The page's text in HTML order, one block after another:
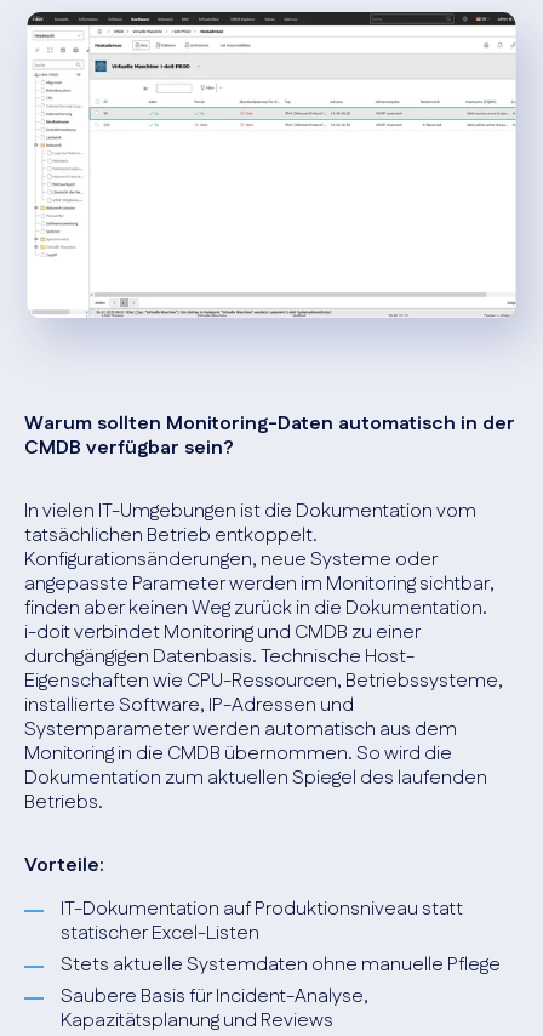
Warum sollten Monitoring-Daten automatisch in der
CMDB verfügbar sein?
In vielen IT-Umgebungen ist die Dokumentation vom
tatsächlichen Betrieb entkoppelt.
Konfigurationsänderungen, neue Systeme oder
angepasste Parameter werden im Monitoring sichtbar,
finden aber keinen Weg zurück in die Dokumentation.
i-doit verbindet Monitoring und CMDB zu einer
durchgängigen Datenbasis. Technische Host-
Eigenschaften wie CPU-Ressourcen, Betriebssysteme,
installierte Software, IP-Adressen und
Systemparameter werden automatisch aus dem
Monitoring in die CMDB übernommen. So wird die
Dokumentation zum aktuellen Spiegel des laufenden
Betriebs.
Vorteile:
IT-Dokumentation auf Produktionsniveau statt
statischer Excel-Listen
Stets aktuelle Systemdaten ohne manuelle Pflege
Saubere Basis für Incident-Analyse,
Kapazitätsplanung und Reviews